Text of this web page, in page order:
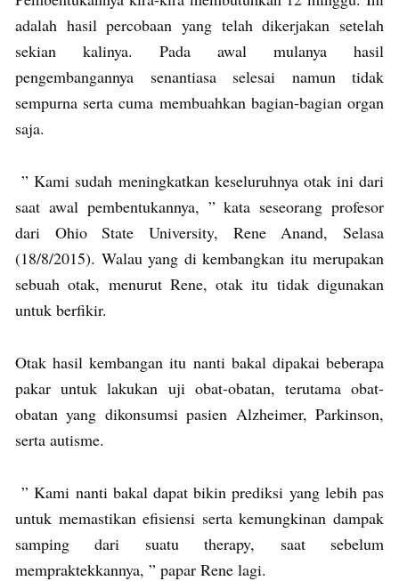
adalah hasil percobaan yang telah dikerjakan setelah
sekian kalinya. Pada awal mulanya hasil
pengembangannya senantiasa selesai namun tidak
sempurna serta cuma membuahkan bagian-bagian organ
saja.
” Kami sudah meningkatkan keseluruhnya otak ini dari
saat awal pembentukannya, ” kata seseorang profesor
dari Ohio State University, Rene Anand, Selasa
(18/8/2015). Walau yang di kembangkan itu merupakan
sebuah otak, menurut Rene, otak itu tidak digunakan
untuk berfikir.
Otak hasil kembangan itu nanti bakal dipakai beberapa
pakar untuk lakukan uji obat-obatan, terutama obat-
obatan yang dikonsumsi pasien Alzheimer, Parkinson,
serta autisme.
” Kami nanti bakal dapat bikin prediksi yang lebih pas
untuk memastikan efisiensi serta kemungkinan dampak
samping dari suatu therapy, saat sebelum
mempraktekkannya, ” papar Rene lagi.